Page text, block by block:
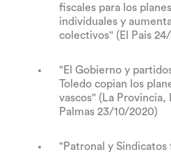
fiscales para los
individuales y
colectivos" (El Pais
"El Gobierno y
Toledo copian los
vascos" (La Provincia,
Palmas 23/10/2020)
"Patronal y